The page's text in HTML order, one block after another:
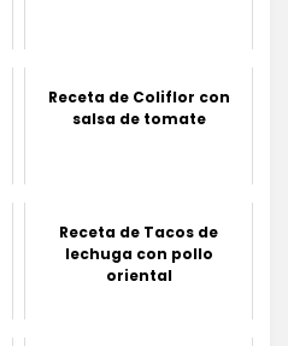
Receta de Coliflor con
salsa de tomate
Receta de Tacos de
lechuga con pollo
oriental